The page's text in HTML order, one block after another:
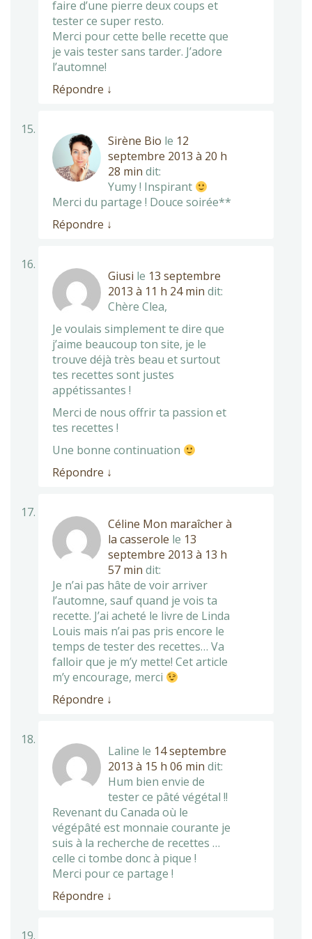
faire d’une pierre deux coups et
tester ce super resto.
Merci pour cette belle recette que
je vais tester sans tarder. J’adore
l’automne!
Répondre ↓
Sirène Bio le 12
septembre 2013 à 20 h
28 min dit:
Yumy ! Inspirant
Merci du partage ! Douce soirée**
Répondre ↓
Giusi le 13 septembre
2013 à 11 h 24 min dit:
Chère Clea,
Je voulais simplement te dire que
j’aime beaucoup ton site, je le
trouve déjà très beau et surtout
tes recettes sont justes
appétissantes !
Merci de nous offrir ta passion et
tes recettes !
Une bonne continuation
Répondre ↓
Céline Mon maraîcher à
la casserole le 13
septembre 2013 à 13 h
57 min dit:
Je n’ai pas hâte de voir arriver
l’automne, sauf quand je vois ta
recette. J’ai acheté le livre de Linda
Louis mais n’ai pas pris encore le
temps de tester des recettes… Va
falloir que je m’y mette! Cet article
m’y encourage, merci
Répondre ↓
Laline le 14 septembre
2013 à 15 h 06 min dit:
Hum bien envie de
tester ce pâté végétal !!
Revenant du Canada où le
végépâté est monnaie courante je
suis à la recherche de recettes …
celle ci tombe donc à pique !
Merci pour ce partage !
Répondre ↓